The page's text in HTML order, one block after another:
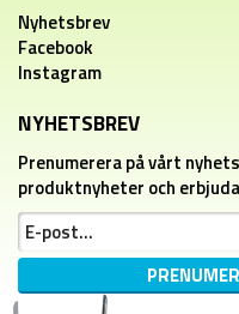
Nyhetsbrev
Facebook
Instagram
NYHETSBREV
Prenumerera på vårt
produktnyheter och